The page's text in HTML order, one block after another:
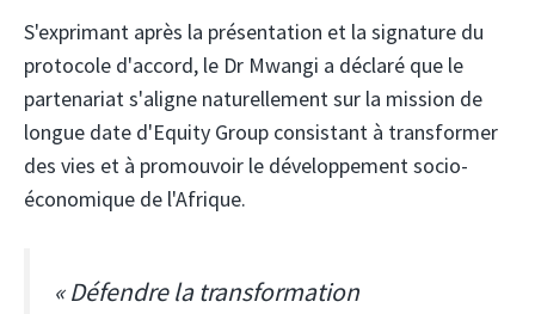
S'exprimant après la présentation et la signature du
protocole d'accord, le Dr Mwangi a déclaré que le
partenariat s'aligne naturellement sur la mission de
longue date d'Equity Group consistant à transformer
des vies et à promouvoir le développement socio-
économique de l'Afrique.
« Défendre la transformation